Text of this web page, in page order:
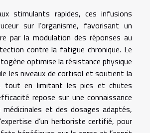
stimulants rapides, ces infusions
sur l’organisme, favorisant un
par la modulation des réponses au
contre la fatigue chronique. Le
optimise la résistance physique
les niveaux de cortisol et soutient la
tout en limitant les pics et chutes
repose sur une connaissance
et des dosages adaptés,
d’un herboriste certifié, pour